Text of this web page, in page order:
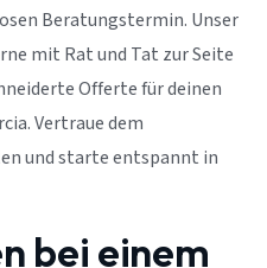
Beratungstermin. Unser
mit Rat und Tat zur Seite
Offerte für deinen
Vertraue dem
und starte entspannt in
bei einem